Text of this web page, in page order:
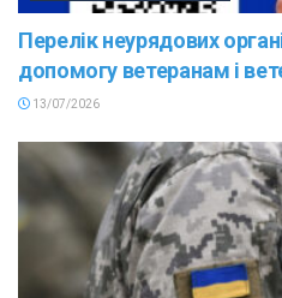
Перелік неурядових
допомогу ветеранам і
13/07/2026